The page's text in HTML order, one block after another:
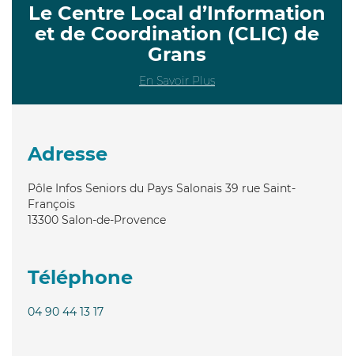
Le Centre Local d’Information
et de Coordination (CLIC) de
Grans
En Savoir Plus
Adresse
Pôle Infos Seniors du Pays Salonais 39 rue Saint-
François
13300 Salon-de-Provence
Téléphone
04 90 44 13 17